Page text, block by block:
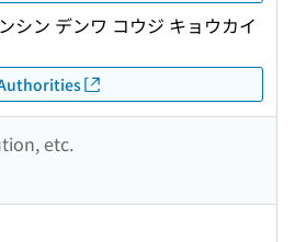
シン デンワ コウジ キョウカイ
etc.